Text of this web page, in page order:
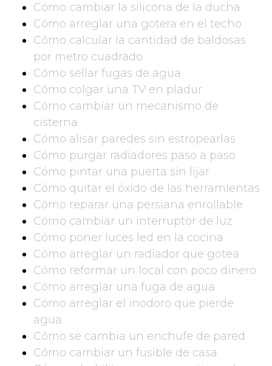
Cómo cambiar la silicona de la ducha
Cómo arreglar una gotera en el techo
Cómo calcular la cantidad de baldosas
por metro cuadrado
Cómo sellar fugas de agua
Cómo colgar una TV en pladur
Cómo cambiar un mecanismo de
cisterna
Cómo alisar paredes sin estropearlas
Cómo purgar radiadores paso a paso
Cómo pintar una puerta sin lijar
Cómo quitar el óxido de las herramientas
Cómo reparar una persiana enrollable
Cómo cambiar un interruptor de luz
Cómo poner luces led en la cocina
Cómo arreglar un radiador que gotea
Cómo reformar un local con poco dinero
Cómo arreglar una fuga de agua
Cómo arreglar el inodoro que pierde
agua
Cómo se cambia un enchufe de pared
Cómo cambiar un fusible de casa